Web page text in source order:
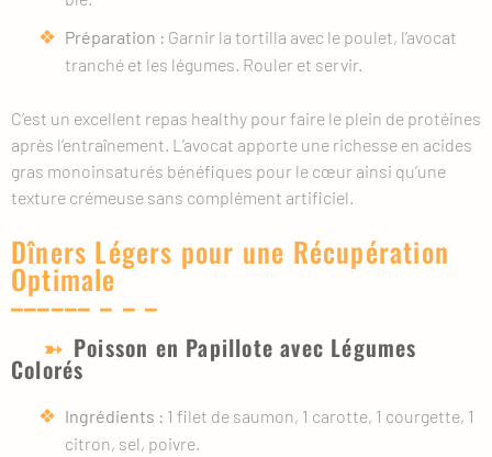
Préparation : Garnir la tortilla avec le poulet, l’avocat
tranché et les légumes. Rouler et servir.
C’est un excellent repas healthy pour faire le plein de protéines
après l’entraînement. L’avocat apporte une richesse en acides
gras monoinsaturés bénéfiques pour le cœur ainsi qu’une
texture crémeuse sans complément artificiel.
Dîners Légers pour une Récupération
Optimale
Poisson en Papillote avec Légumes
Colorés
Ingrédients : 1 filet de saumon, 1 carotte, 1 courgette, 1
citron, sel, poivre.